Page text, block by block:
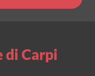
di Carpi